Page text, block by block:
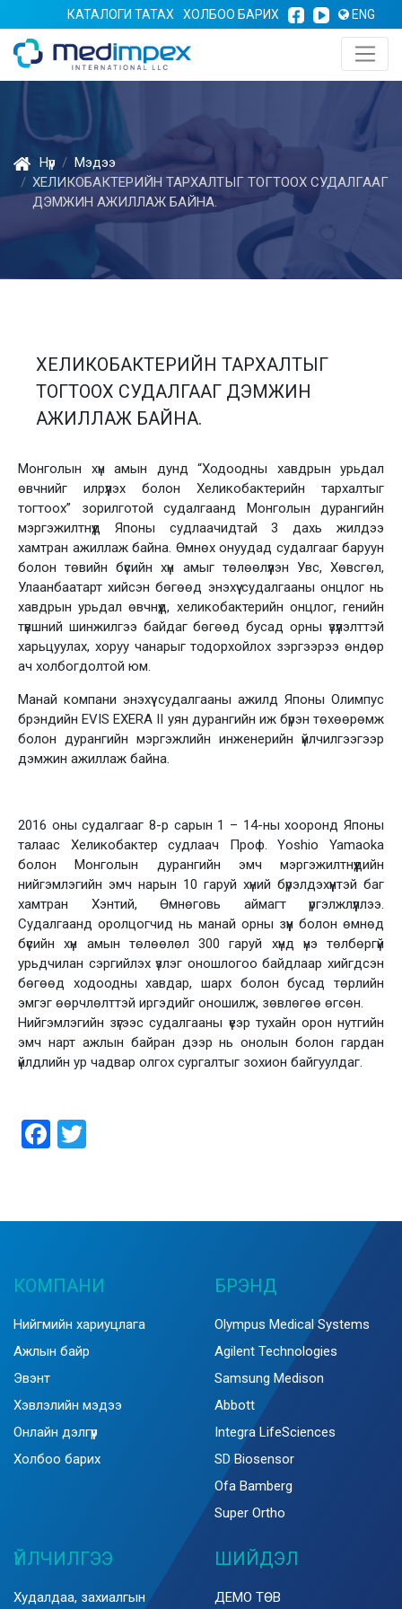
КАТАЛОГИ ТАТАХ ХОЛБОО БАРИХ ENG
Нүүр
Мэдээ
ХЕЛИКОБАКТЕРИЙН ТАРХАЛТЫГ ТОГТООХ СУДАЛГААГ
ДЭМЖИН АЖИЛЛАЖ БАЙНА.
ХЕЛИКОБАКТЕРИЙН ТАРХАЛТЫГ
ТОГТООХ СУДАЛГААГ ДЭМЖИН
АЖИЛЛАЖ БАЙНА.
Монголын хүн амын дунд “Ходоодны хавдрын урьдал
өвчнийг илрүүлэх болон Хеликобактерийн тархалтыг
тогтоох” зорилготой судалгаанд Монголын дурангийн
мэргэжилтнүүд Японы судлаачидтай 3 дахь жилдээ
хамтран ажиллаж байна. Өмнөх онуудад судалгааг баруун
болон төвийн бүсийн хүн амыг төлөөлүүлэн Увс, Хөвсгөл,
Улаанбаатарт хийсэн бөгөөд энэхүү судалгааны онцлог нь
хавдрын урьдал өвчнүүд, хеликобактерийн онцлог, генийн
түвшний шинжилгээ байдаг бөгөөд бусад орны үзүүлэлттэй
харьцуулах, хоруу чанарыг тодорхойлох зэргээрээ өндөр
ач холбогдолтой юм.
Манай компани энэхүү судалгааны ажилд Японы Олимпус
брэндийн EVIS EXERA II уян дурангийн иж бүрэн төхөөрөмж
болон дурангийн мэргэжлийн инженерийн үйлчилгээгээр
дэмжин ажиллаж байна.
2016 оны судалгааг 8-р сарын 1 – 14-ны хооронд Японы
талаас Хеликобактер судлаач Проф. Yoshio Yamaoka
болон Монголын дурангийн эмч мэргэжилтнүүдийн
нийгэмлэгийн эмч нарын 10 гаруй хүний бүрэлдэхүүнтэй баг
хамтран Хэнтий, Өмнөговь аймагт үргэлжлүүллээ.
Судалгаанд оролцогчид нь манай орны зүүн болон өмнөд
бүсийн хүн амын төлөөлөл 300 гаруй хүнд үнэ төлбөргүй
урьдчилан сэргийлэх үзлэг оношлогоо байдлаар хийгдсэн
бөгөөд ходоодны хавдар, шарх болон бусад төрлийн
эмгэг өөрчлөлттэй иргэдийг оношилж, зөвлөгөө өгсөн.
Нийгэмлэгийн зүгээс судалгааны үеэр тухайн орон нутгийн
эмч нарт ажлын байран дээр нь онолын болон гардан
үйлдлийн ур чадвар олгох сургалтыг зохион байгуулдаг.
Facebook
КОМПАНИ
Нийгмийн хариуцлага
Ажлын байр
Эвэнт
Хэвлэлийн мэдээ
Онлайн дэлгүүр
Холбоо барих
БРЭНД
Olympus Medical Systems
Agilent Technologies
Samsung Medison
Abbott
Integra LifeSciences
SD Biosensor
Ofa Bamberg
Super Ortho
ҮЙЛЧИЛГЭЭ
Худалдаа, захиалгын
ШИЙДЭЛ
ДЕМО ТӨВ